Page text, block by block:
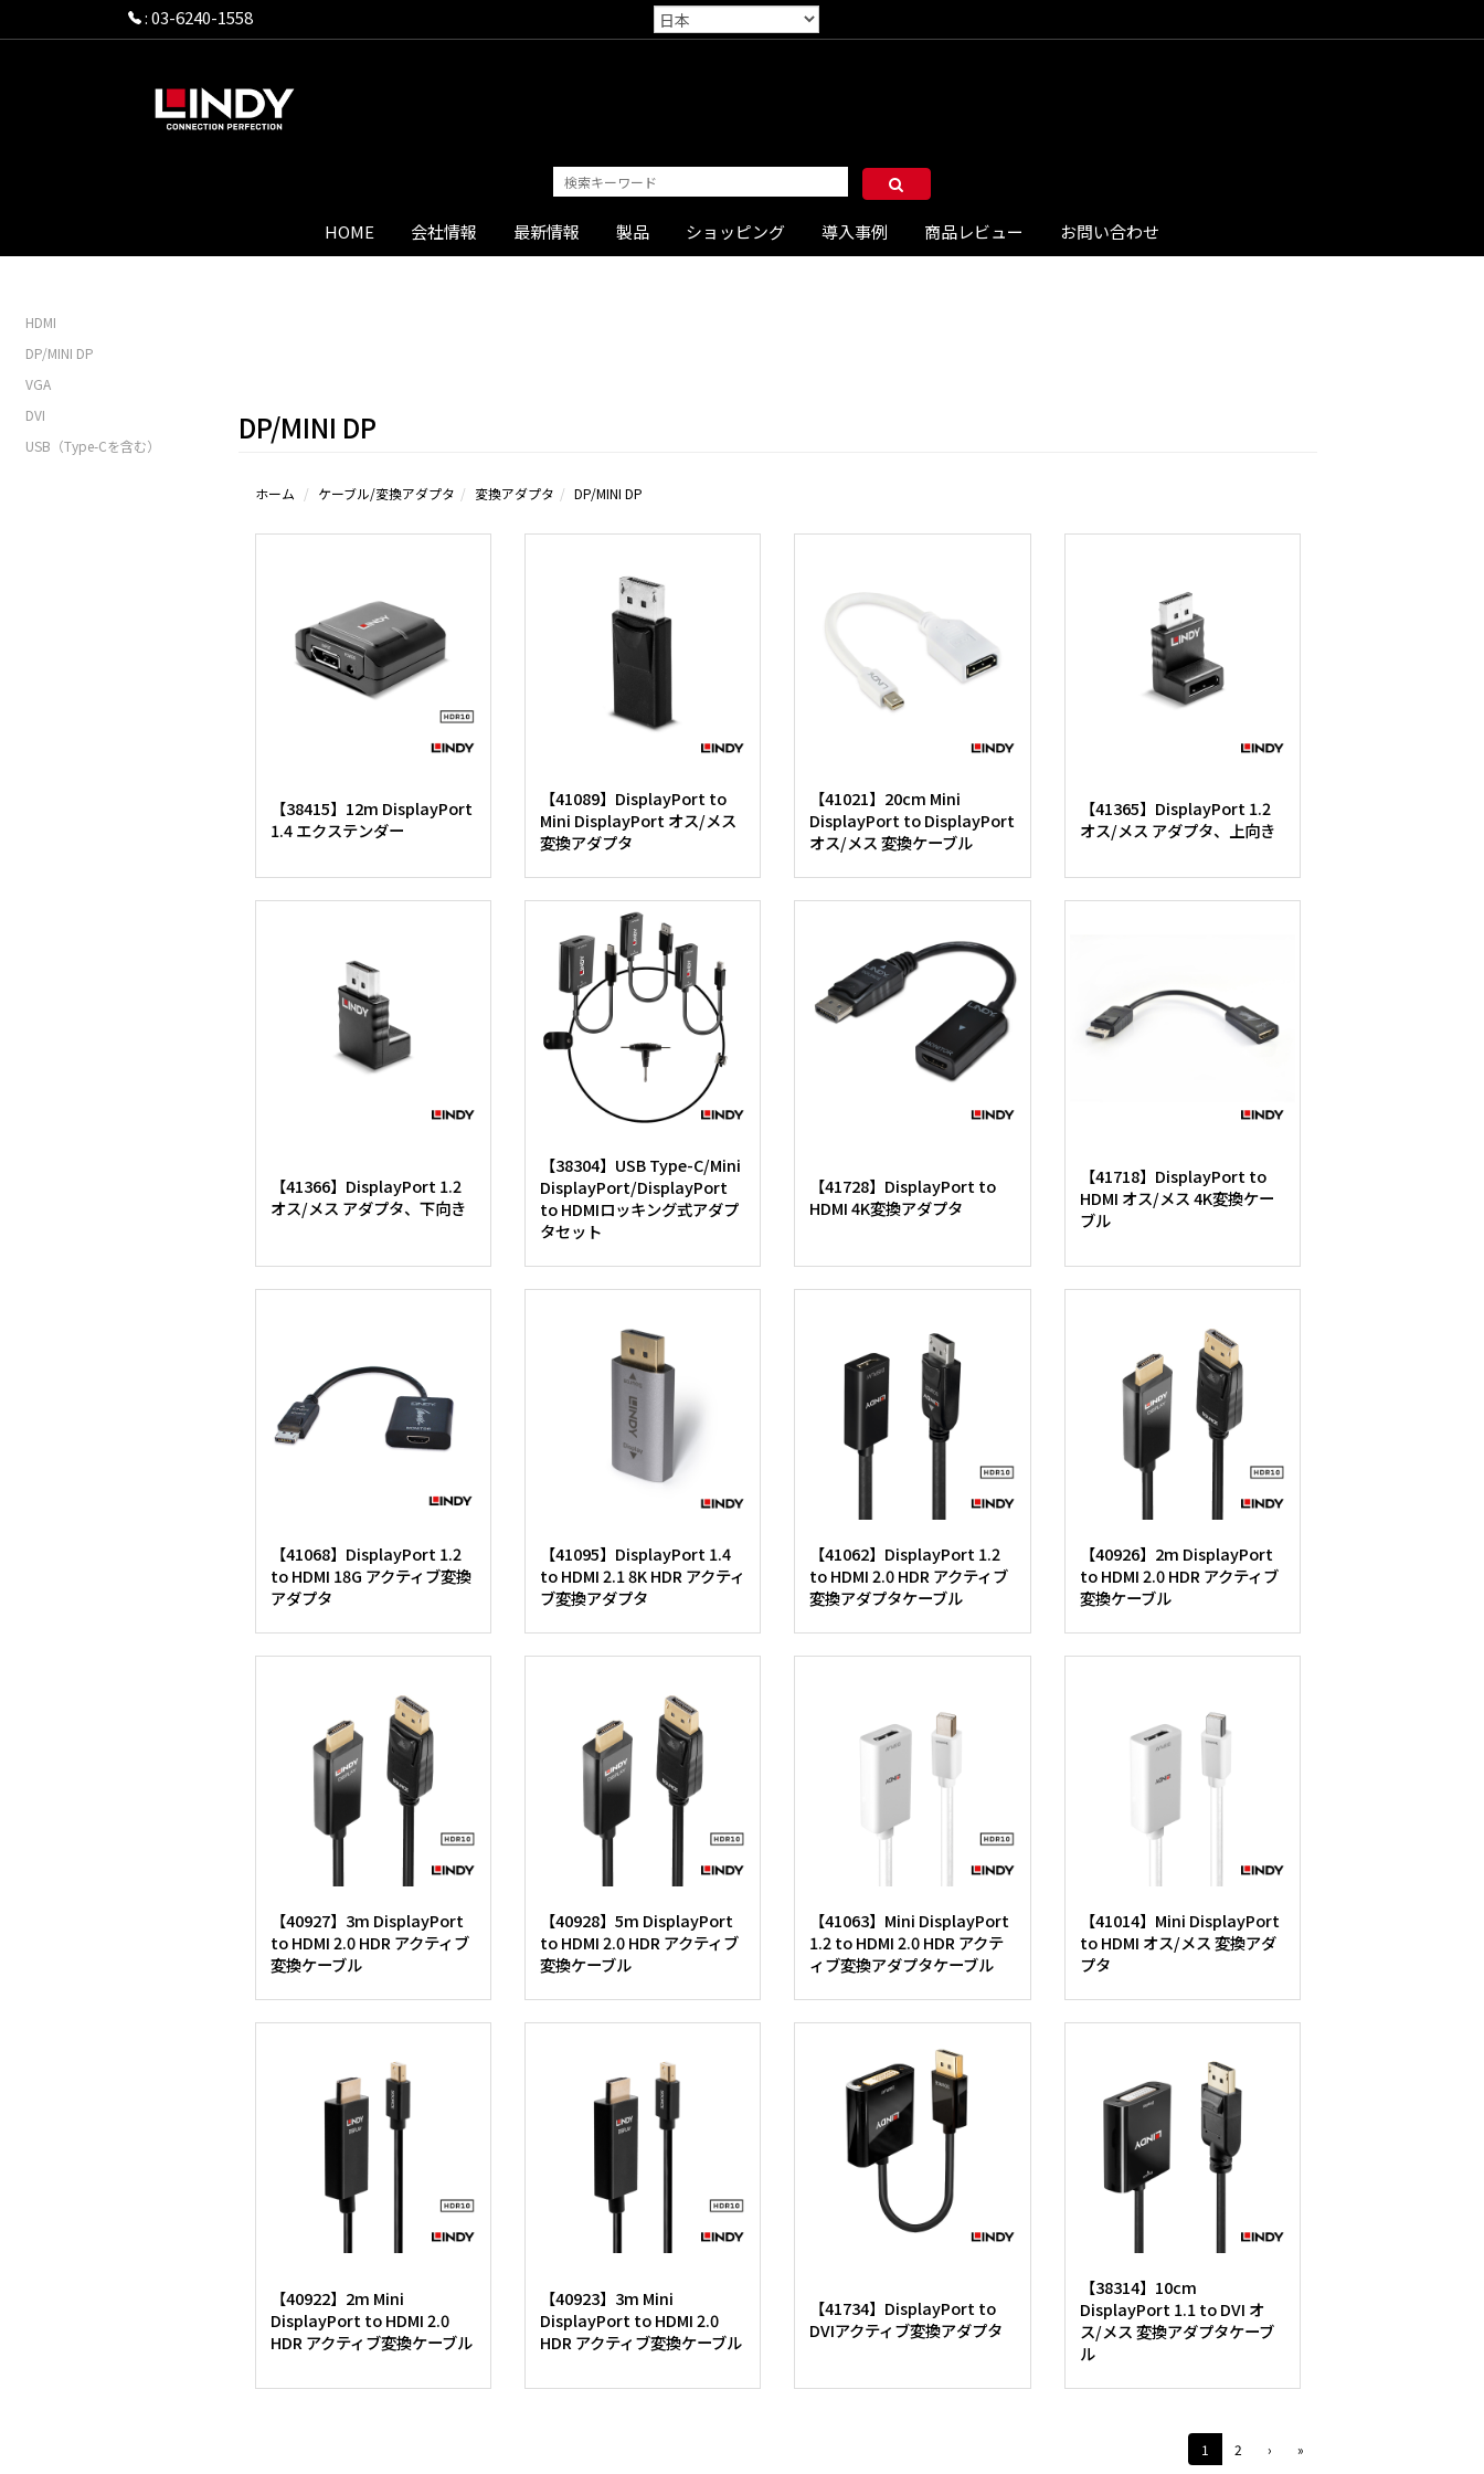
:03-6240-1558
HOME 会社情報 最新情報 製品 ショッピング 導入事例 商品レビュー お問い合わせ
HDMI
DP/MINI DP
VGA
DVI
USB（Type-Cを含む）
DP/MINI DP
ホーム ケーブル/変換アダプタ 変換アダプタ DP/MINI DP
【38415】12m DisplayPort
1.4 エクステンダー
【41089】DisplayPort to
Mini DisplayPort オス/メス
変換アダプタ
【41021】20cm Mini
DisplayPort to DisplayPort
オス/メス 変換ケーブル
【41365】DisplayPort 1.2
オス/メス アダプタ、上向き
【41366】DisplayPort 1.2
オス/メス アダプタ、下向き
【38304】USB Type-C/Mini
DisplayPort/DisplayPort
to HDMIロッキング式アダプ
タセット
【41728】DisplayPort to
HDMI 4K変換アダプタ
【41718】DisplayPort to
HDMI オス/メス 4K変換ケー
ブル
【41068】DisplayPort 1.2
to HDMI 18G アクティブ変換
アダプタ
【41095】DisplayPort 1.4
to HDMI 2.1 8K HDR アクティ
ブ変換アダプタ
【41062】DisplayPort 1.2
to HDMI 2.0 HDR アクティブ
変換アダプタケーブル
【40926】2m DisplayPort
to HDMI 2.0 HDR アクティブ
変換ケーブル
【40927】3m DisplayPort
to HDMI 2.0 HDR アクティブ
変換ケーブル
【40928】5m DisplayPort
to HDMI 2.0 HDR アクティブ
変換ケーブル
【41063】Mini DisplayPort
1.2 to HDMI 2.0 HDR アクテ
ィブ変換アダプタケーブル
【41014】Mini DisplayPort
to HDMI オス/メス 変換アダ
プタ
【40922】2m Mini
DisplayPort to HDMI 2.0
HDR アクティブ変換ケーブル
【40923】3m Mini
DisplayPort to HDMI 2.0
HDR アクティブ変換ケーブル
【41734】DisplayPort to
DVIアクティブ変換アダプタ
【38314】10cm
DisplayPort 1.1 to DVI オ
ス/メス 変換アダプタケーブ
ル
1 2 › »